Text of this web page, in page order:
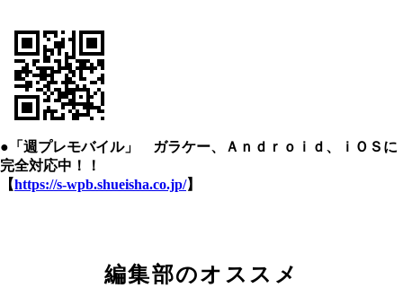
●「週プレモバイル」 ガラケー、Ａｎｄｒｏｉｄ、ｉＯＳに
完全対応中！！
【https://s-wpb.shueisha.co.jp/】
編集部のオススメ